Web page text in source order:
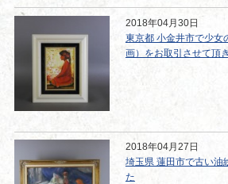
2018年04月30日
東京都 小金井市で少女
画）をお取引させて頂
2018年04月27日
埼玉県 蓮田市で古い油
た